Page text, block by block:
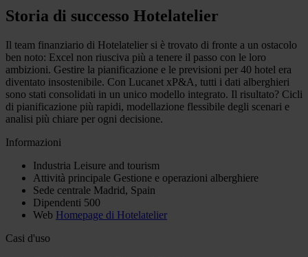
Storia di successo Hotelatelier
Il team finanziario di Hotelatelier si è trovato di fronte a un ostacolo
ben noto: Excel non riusciva più a tenere il passo con le loro
ambizioni. Gestire la pianificazione e le previsioni per 40 hotel era
diventato insostenibile. Con Lucanet xP&A, tutti i dati alberghieri
sono stati consolidati in un unico modello integrato. Il risultato? Cicli
di pianificazione più rapidi, modellazione flessibile degli scenari e
analisi più chiare per ogni decisione.
Informazioni
Industria Leisure and tourism
Attività principale Gestione e operazioni alberghiere
Sede centrale Madrid, Spain
Dipendenti 500
Web Homepage di Hotelatelier
Casi d'uso